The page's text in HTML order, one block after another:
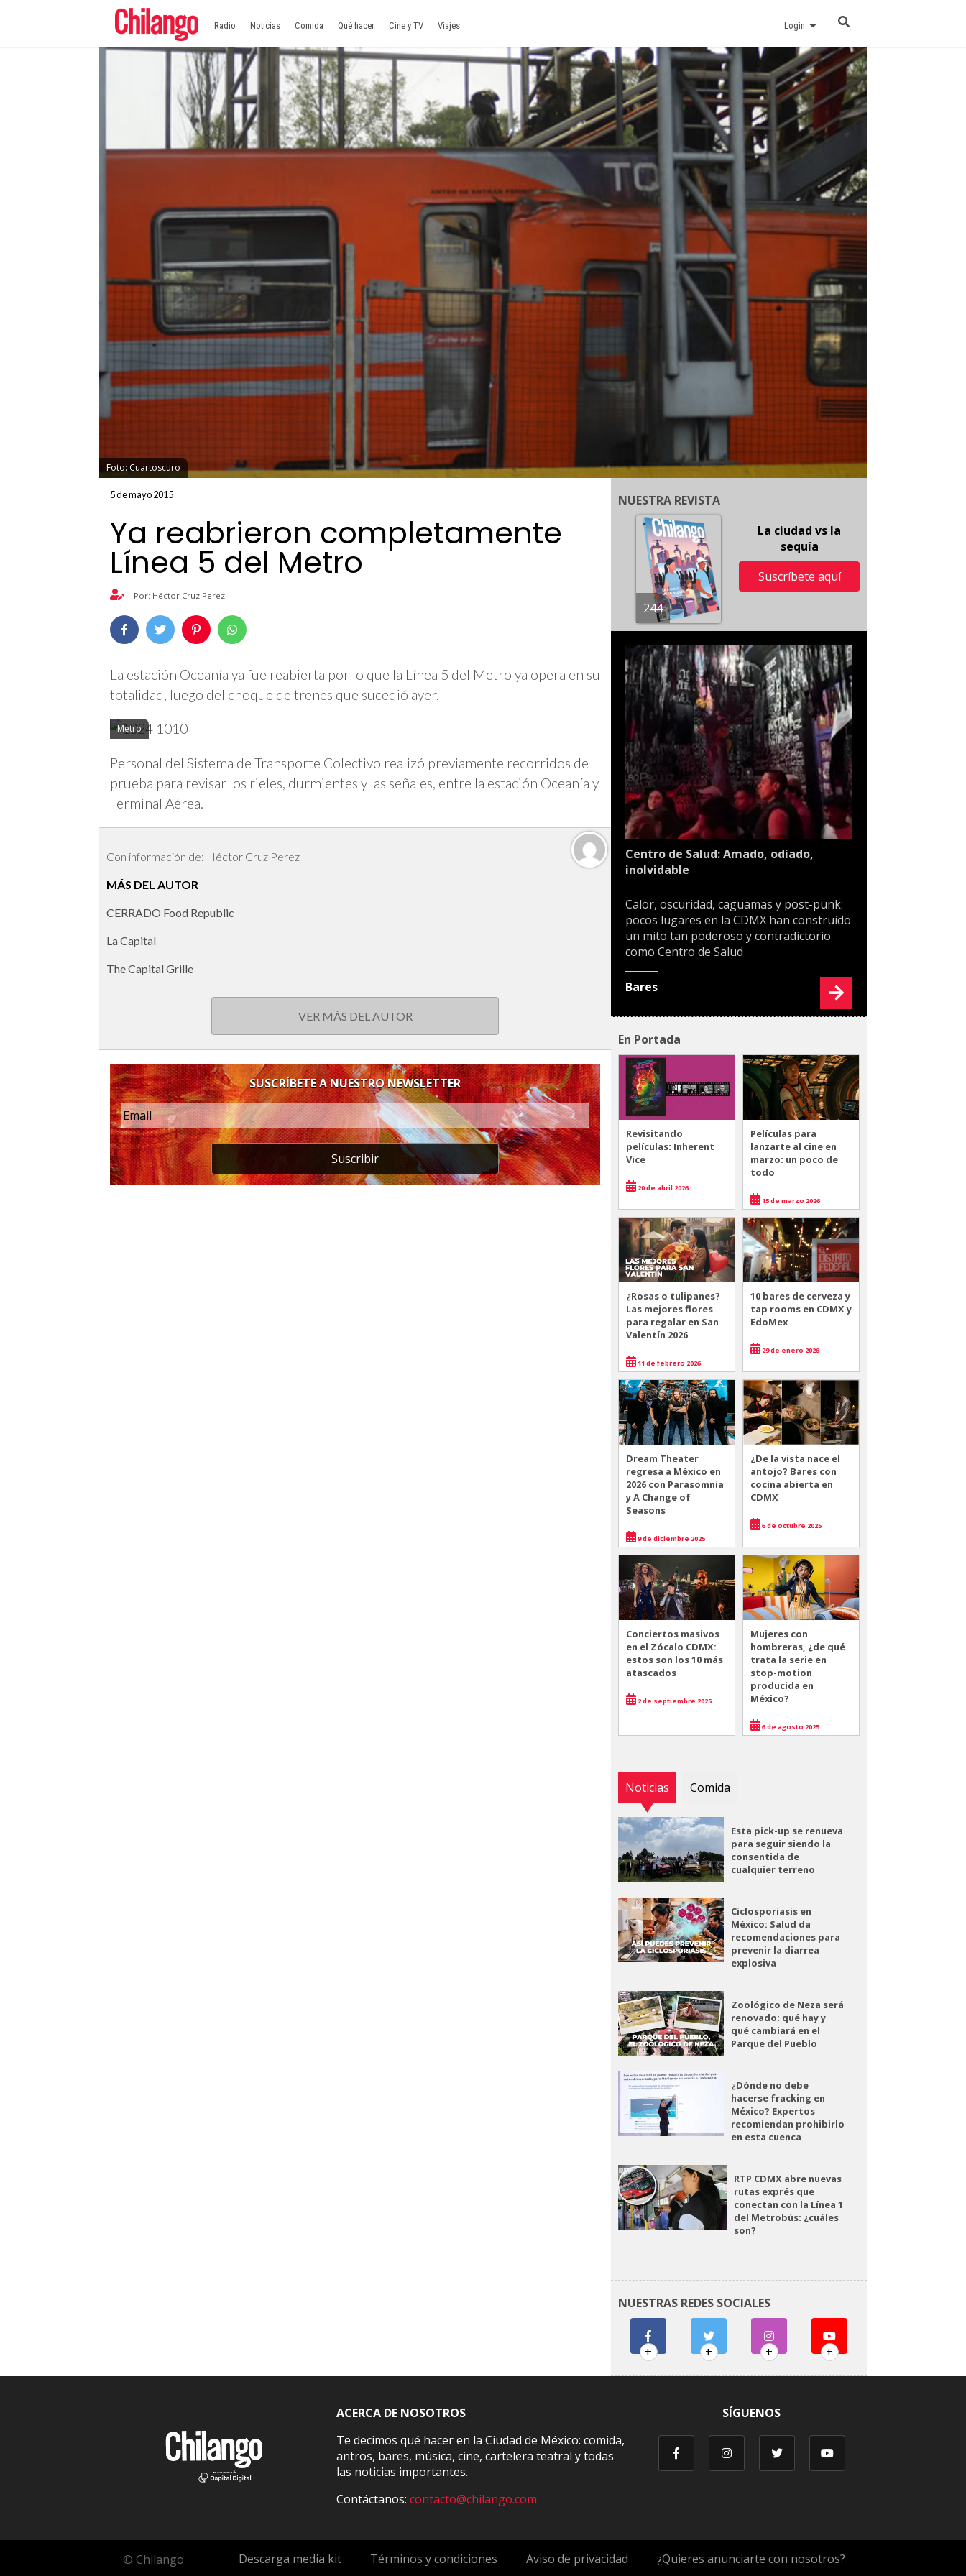
Radio Noticias Comida Qué hacer Cine y TV Viajes Login
Foto: Cuartoscuro
5 de mayo 2015
Ya reabrieron completamente
Línea 5 del Metro
Por: Héctor Cruz Perez
La estación Oceanía ya fue reabierta por lo que la Línea 5 del Metro ya opera en su
totalidad, luego del choque de trenes que sucedió ayer.
Metro
Personal del Sistema de Transporte Colectivo realizó previamente recorridos de
prueba para revisar los rieles, durmientes y las señales, entre la estación Oceanía y
Terminal Aérea.
Con información de: Héctor Cruz Perez
MÁS DEL AUTOR
CERRADO Food Republic
La Capital
The Capital Grille
VER MÁS DEL AUTOR
SUSCRÍBETE A NUESTRO NEWSLETTER
Suscribir
NUESTRA REVISTA
244
La ciudad vs la
sequía
Suscríbete aquí
Centro de Salud: Amado, odiado,
inolvidable
Calor, oscuridad, caguamas y post-punk:
pocos lugares en la CDMX han construido
un mito tan poderoso y contradictorio
como Centro de Salud
Bares
En Portada
Revisitando
películas: Inherent
Vice
20 de abril 2026
Películas para
lanzarte al cine en
marzo: un poco de
todo
15 de marzo 2026
¿Rosas o tulipanes?
Las mejores flores
para regalar en San
Valentín 2026
11 de febrero 2026
10 bares de cerveza y
tap rooms en CDMX y
EdoMex
29 de enero 2026
Dream Theater
regresa a México en
2026 con Parasomnia
y A Change of
Seasons
9 de diciembre 2025
¿De la vista nace el
antojo? Bares con
cocina abierta en
CDMX
6 de octubre 2025
Conciertos masivos
en el Zócalo CDMX:
estos son los 10 más
atascados
2 de septiembre 2025
Mujeres con
hombreras, ¿de qué
trata la serie en
stop-motion
producida en
México?
6 de agosto 2025
Noticias Comida
Esta pick-up se renueva
para seguir siendo la
consentida de
cualquier terreno
Ciclosporiasis en
México: Salud da
recomendaciones para
prevenir la diarrea
explosiva
Zoológico de Neza será
renovado: qué hay y
qué cambiará en el
Parque del Pueblo
¿Dónde no debe
hacerse fracking en
México? Expertos
recomiendan prohibirlo
en esta cuenca
RTP CDMX abre nuevas
rutas exprés que
conectan con la Línea 1
del Metrobús: ¿cuáles
son?
NUESTRAS REDES SOCIALES
+ + + +
ACERCA DE NOSOTROS
Te decimos qué hacer en la Ciudad de México: comida,
antros, bares, música, cine, cartelera teatral y todas
las noticias importantes.
Contáctanos:contacto@chilango.com
SÍGUENOS
© Chilango Descarga media kit Términos y condiciones Aviso de privacidad ¿Quieres anunciarte con nosotros?